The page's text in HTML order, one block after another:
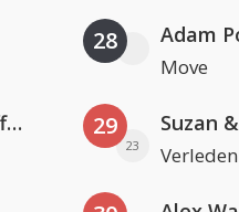
Jamoxy & Agatino Romero ft. Raffaella Carrà
28 Adam
Move
29
23
Suzan